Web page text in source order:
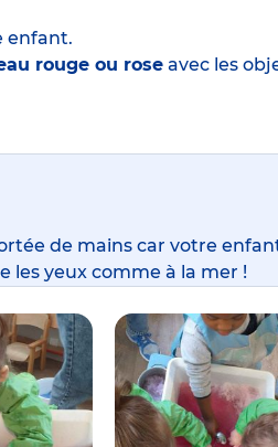
enfant.
rouge ou rose avec les
de mains car votre
les yeux comme à la mer !